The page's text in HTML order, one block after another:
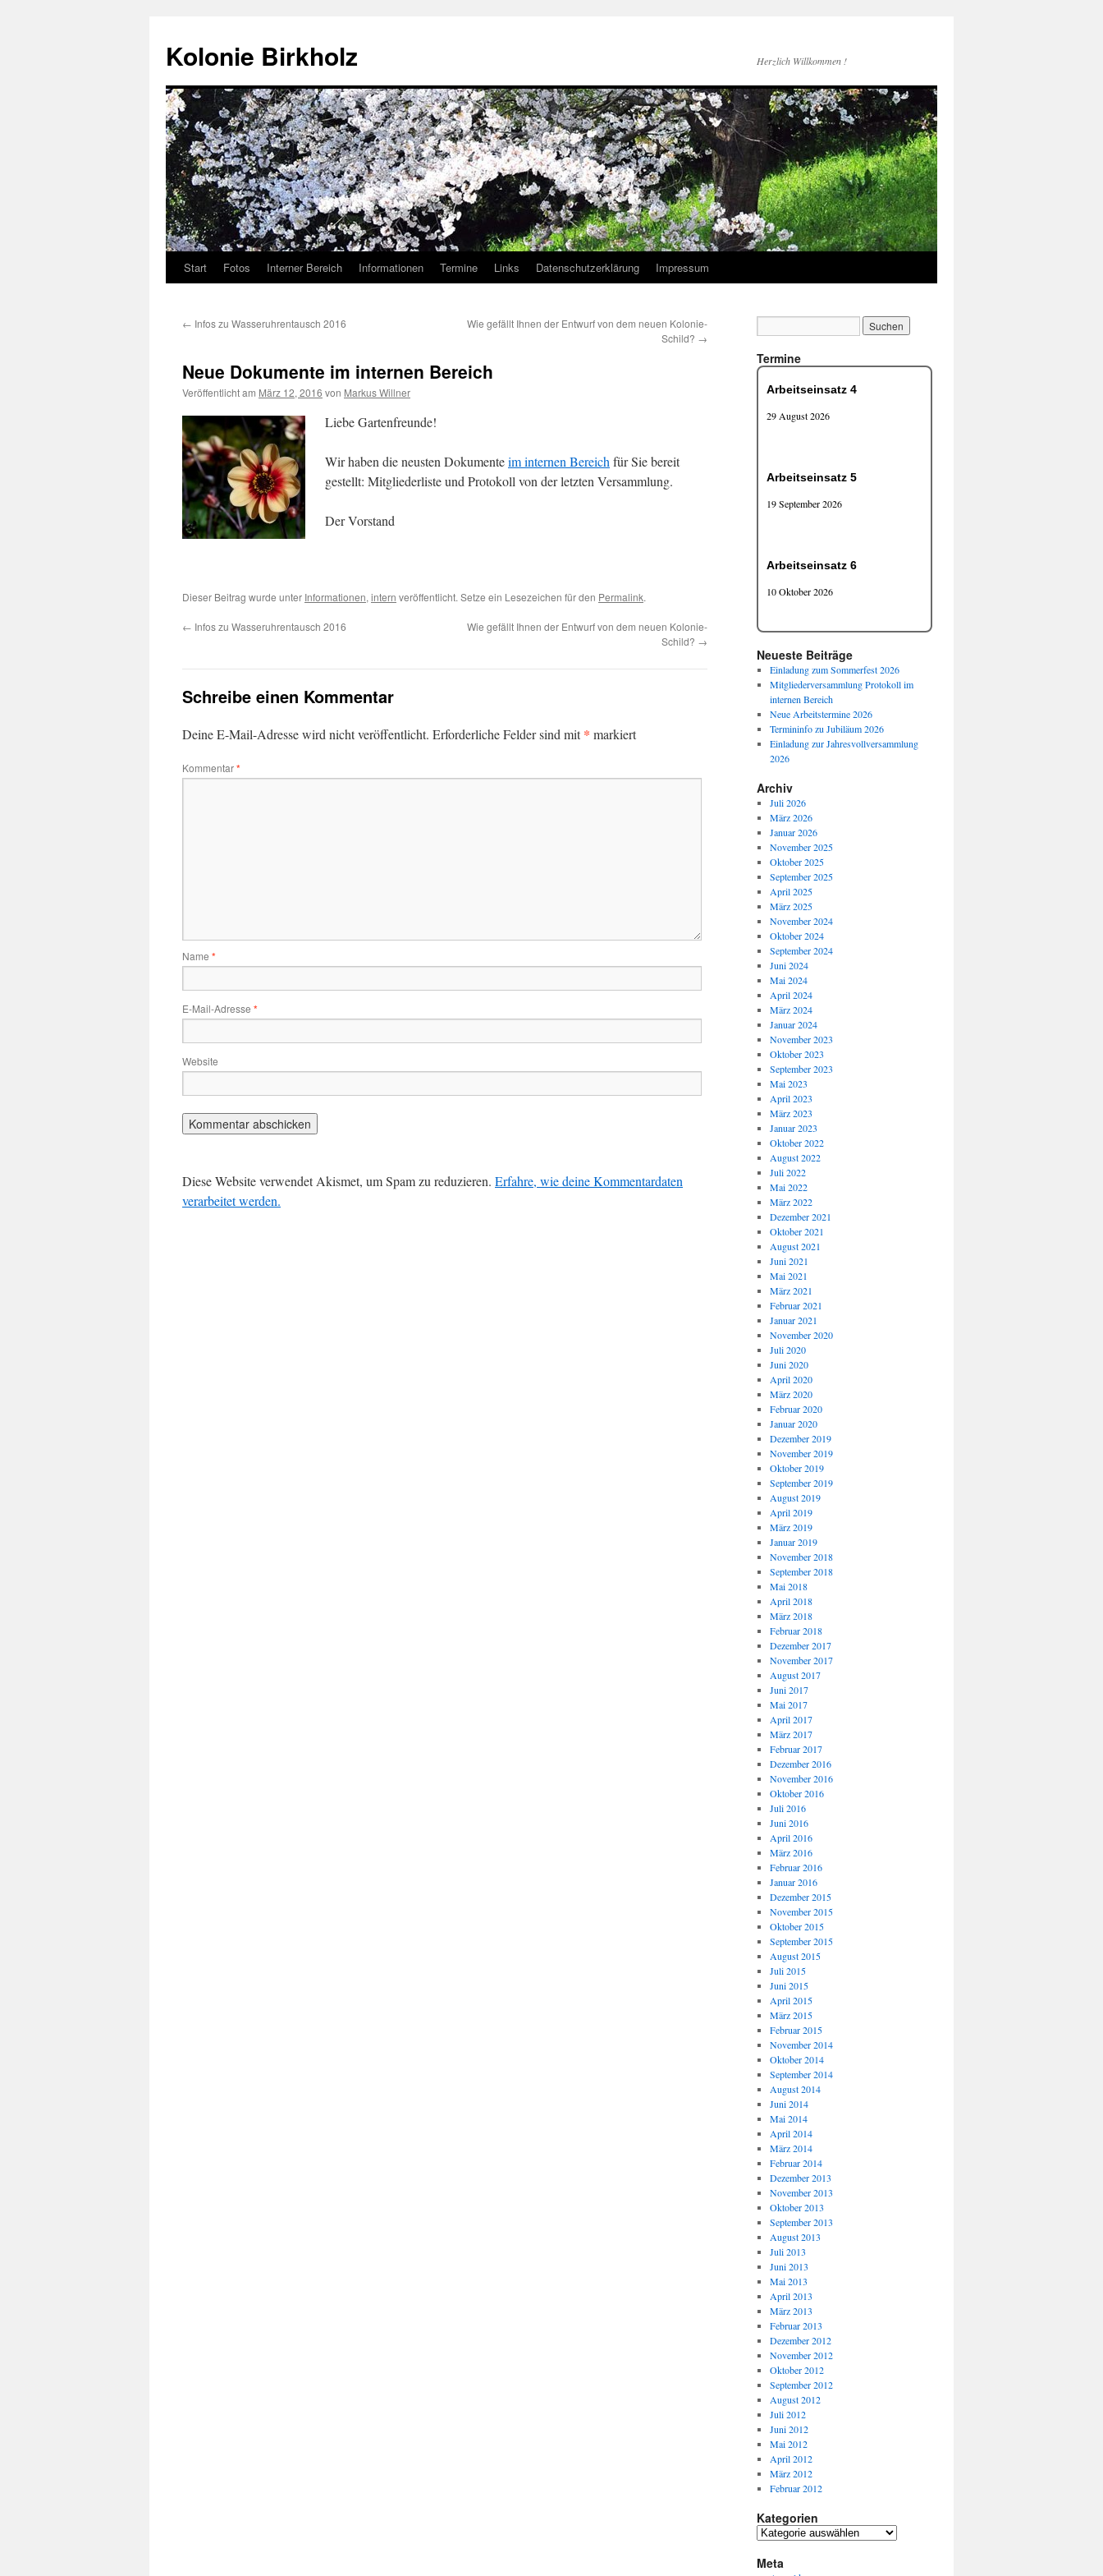
Kolonie Birkholz Herzlich Willkommen !
Start Fotos Interner Bereich Informationen Termine Links Datenschutzerklärung Impressum
← Infos zu Wasseruhrentausch 2016
Wie gefällt Ihnen der Entwurf von dem neuen Kolonie-
Schild? →
Neue Dokumente im internen Bereich
Veröffentlicht am März 12, 2016 von Markus Willner
Liebe Gartenfreunde!
Wir haben die neusten Dokumenteim internen Bereich für Sie bereit
gestellt: Mitgliederliste und Protokoll von der letzten Versammlung.
Der Vorstand
Dieser Beitrag wurde unter Informationen, intern veröffentlicht. Setze ein Lesezeichen für den Permalink.
← Infos zu Wasseruhrentausch 2016
Wie gefällt Ihnen der Entwurf von dem neuen Kolonie-
Schild? →
Schreibe einen Kommentar
Deine E-Mail-Adresse wird nicht veröffentlicht. Erforderliche Felder sind mit* markiert
Kommentar*
Name *
E-Mail-Adresse *
Website
Diese Website verwendet Akismet, um Spam zu reduzieren. Erfahre, wie deine Kommentardaten
verarbeitet werden.
Termine
Arbeitseinsatz 4
29 August 2026
Arbeitseinsatz 5
19 September 2026
Arbeitseinsatz 6
10 Oktober 2026
Neueste Beiträge
Einladung zum Sommerfest 2026
Mitgliederversammlung Protokoll im
internen Bereich
Neue Arbeitstermine 2026
Termininfo zu Jubiläum 2026
Einladung zur Jahresvollversammlung
2026
Archiv
Juli 2026
März 2026
Januar 2026
November 2025
Oktober 2025
September 2025
April 2025
März 2025
November 2024
Oktober 2024
September 2024
Juni 2024
Mai 2024
April 2024
März 2024
Januar 2024
November 2023
Oktober 2023
September 2023
Mai 2023
April 2023
März 2023
Januar 2023
Oktober 2022
August 2022
Juli 2022
Mai 2022
März 2022
Dezember 2021
Oktober 2021
August 2021
Juni 2021
Mai 2021
März 2021
Februar 2021
Januar 2021
November 2020
Juli 2020
Juni 2020
April 2020
März 2020
Februar 2020
Januar 2020
Dezember 2019
November 2019
Oktober 2019
September 2019
August 2019
April 2019
März 2019
Januar 2019
November 2018
September 2018
Mai 2018
April 2018
März 2018
Februar 2018
Dezember 2017
November 2017
August 2017
Juni 2017
Mai 2017
April 2017
März 2017
Februar 2017
Dezember 2016
November 2016
Oktober 2016
Juli 2016
Juni 2016
April 2016
März 2016
Februar 2016
Januar 2016
Dezember 2015
November 2015
Oktober 2015
September 2015
August 2015
Juli 2015
Juni 2015
April 2015
März 2015
Februar 2015
November 2014
Oktober 2014
September 2014
August 2014
Juni 2014
Mai 2014
April 2014
März 2014
Februar 2014
Dezember 2013
November 2013
Oktober 2013
September 2013
August 2013
Juli 2013
Juni 2013
Mai 2013
April 2013
März 2013
Februar 2013
Dezember 2012
November 2012
Oktober 2012
September 2012
August 2012
Juli 2012
Juni 2012
Mai 2012
April 2012
März 2012
Februar 2012
Kategorien
Meta